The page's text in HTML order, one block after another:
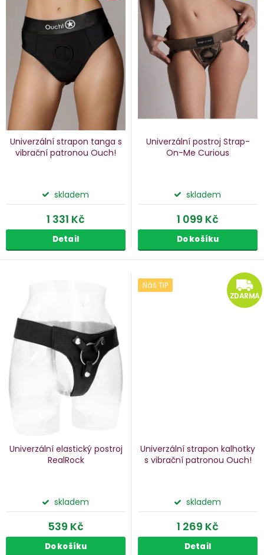
d
Univerzální strapon tanga s
vibrační patronou Ouch!
skladem
1 331 Kč
Detail
Univerzální postroj Strap-
On-Me Curious
skladem
1 099 Kč
Do košíku
Univerzální elastický postroj
RealRock
skladem
539 Kč
Do košíku
Náš TIP
ZDARMA
Univerzální strapon kalhotky
s vibrační patronou Ouch!
skladem
1 269 Kč
Detail